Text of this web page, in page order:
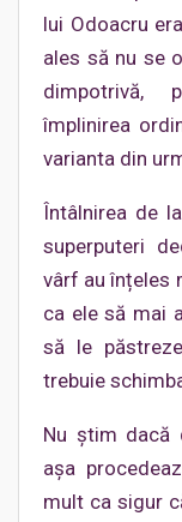
lui Odoacru
ales să nu se
dimpotrivă,
împlinirea
varianta din
Întâlnirea de
superputeri
vârf au înțeles
ca ele să mai
să le
trebuie
Nu știm dacă
așa
mult ca sigur